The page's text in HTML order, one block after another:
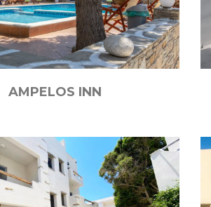
AMPELOS INN